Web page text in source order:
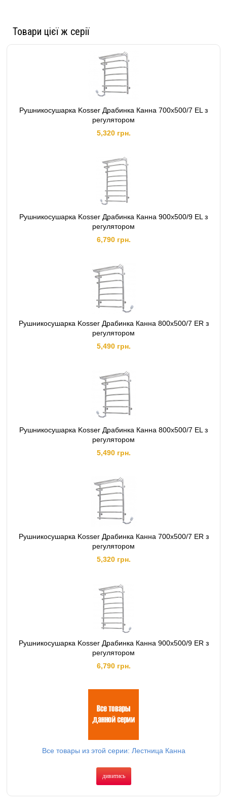
Паспорт
Да
800х500х220 мм
Цвет Хром
Потребляемая мощность 130 Вт.
Товари цієї ж серії
Рушникосушарка Kosser Драбинка Канна 700х500/7 EL з
регулятором
5,320 грн.
Рушникосушарка Kosser Драбинка Канна 900х500/9 EL з
регулятором
6,790 грн.
Рушникосушарка Kosser Драбинка Канна 800х500/7 ER з
регулятором
5,490 грн.
Рушникосушарка Kosser Драбинка Канна 800х500/7 EL з
регулятором
5,490 грн.
Рушникосушарка Kosser Драбинка Канна 700х500/7 ER з
регулятором
5,320 грн.
Рушникосушарка Kosser Драбинка Канна 900х500/9 ER з
регулятором
6,790 грн.
Все товары из этой серии: Лестница Канна
дивитись